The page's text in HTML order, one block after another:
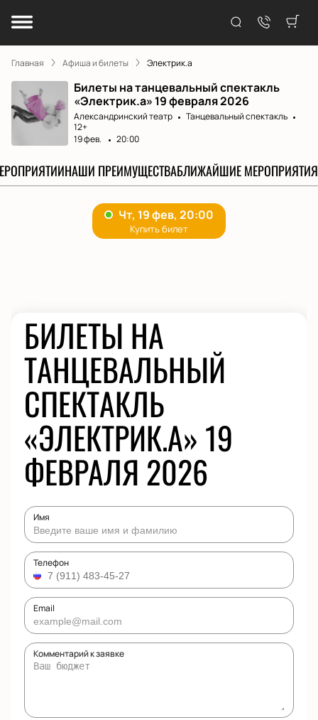
Главная Афиша и билеты Электрик.а
Билеты на танцевальный спектакль
«Электрик.а» 19 февраля 2026
Александринский театр
Танцевальный спектакль
12+
19 фев.
20:00
НАШИ ПРЕИМУЩЕСТВАБЛИЖАЙШИЕ МЕРОПРИЯТИЯ
БИЛЕТЫ НА
ТАНЦЕВАЛЬНЫЙ
СПЕКТАКЛЬ
«ЭЛЕКТРИК.А» 19
ФЕВРАЛЯ 2026
Имя
Телефон
Email
Комментарий к заявке